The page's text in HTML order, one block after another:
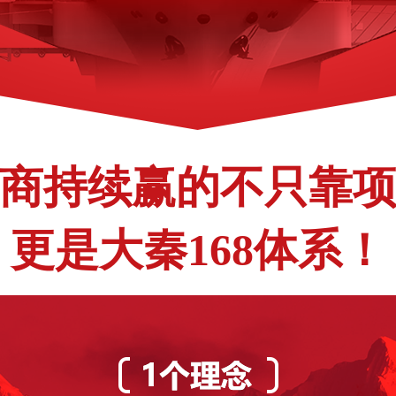
持续赢的不只靠
更是大秦168体系！